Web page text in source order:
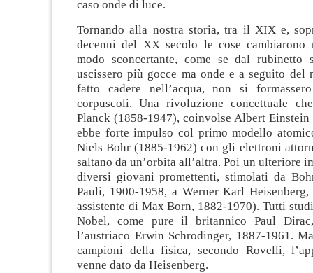
caso onde di luce.
Tornando alla nostra storia, tra il XIX e,
decenni del XX secolo le cose cambiarono
modo sconcertante, come se dal rubinetto
uscissero più gocce ma onde e a seguito del
fatto cadere nell’acqua, non si
corpuscoli. Una rivoluzione concettuale
Planck (1858-1947), coinvolse Albert
ebbe forte impulso col primo modello
Niels Bohr (1885-1962) con gli elettroni
saltano da un’orbita all’altra. Poi un ulteriore
diversi giovani promettenti, stimolati da
Pauli, 1900-1958, a Werner Karl
assistente di Max Born, 1882-1970). Tutti
Nobel, come pure il britannico Paul
l’austriaco Erwin Schrodinger, 1887-1961.
campioni della fisica, secondo Rovelli,
venne dato da Heisenberg.